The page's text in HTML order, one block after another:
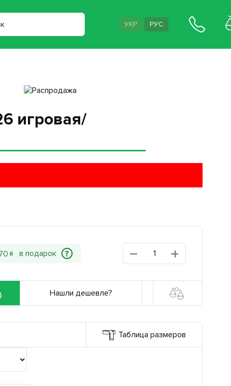
игровая/
₴ ?
Нашли дешевле?
Таблица размеров
УКР РУС